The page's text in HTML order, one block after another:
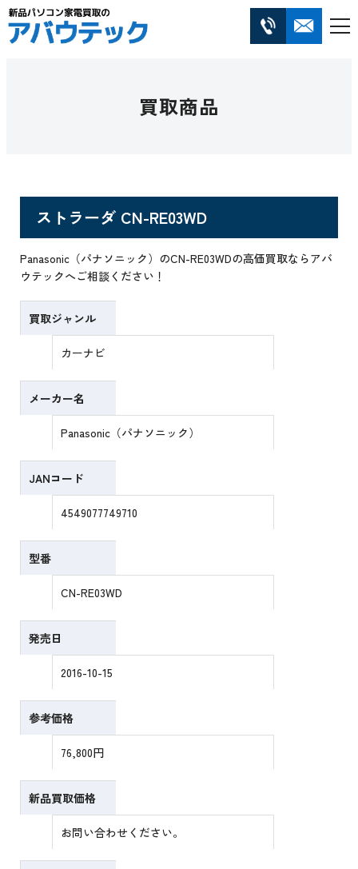
買取商品
ストラーダ CN-RE03WD
Panasonic（パナソニック）のCN-RE03WDの高価買取ならアバ
ウテックへご相談ください！
買取ジャンル
カーナビ
メーカー名
Panasonic（パナソニック）
JANコード
4549077749710
型番
CN-RE03WD
発売日
2016-10-15
参考価格
76,800円
新品買取価格
お問い合わせください。